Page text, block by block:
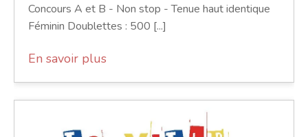
Concours A et B - Non stop - Tenue haut identique
Féminin Doublettes : 500 [...]
En savoir plus